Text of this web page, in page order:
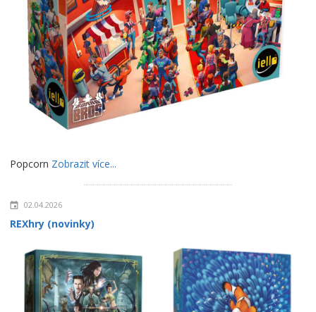
Popcorn Zobrazit více...
02.04.2026
REXhry (novinky)